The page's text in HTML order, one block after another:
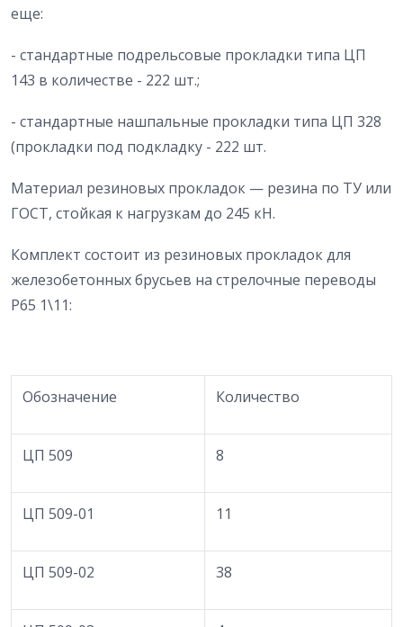
еще:
- стандартные подрельсовые прокладки типа ЦП
143 в количестве - 222 шт.;
- стандартные нашпальные прокладки типа ЦП 328
(прокладки под подкладку - 222 шт.
Материал резиновых прокладок — резина по ТУ или
ГОСТ, стойкая к нагрузкам до 245 кН.
Комплект состоит из резиновых прокладок для
железобетонных брусьев на стрелочные переводы
Р65 1\11:
Обозначение Количество
ЦП 509 8
ЦП 509-01 11
ЦП 509-02 38